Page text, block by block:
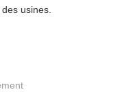
usines.